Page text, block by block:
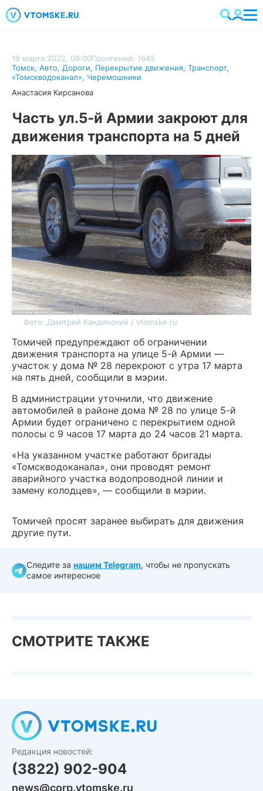
16 марта 2022, 09:00Прочтений: 1645
Томск, Авто, Дороги, Перекрытие движения, Транспорт,
«Томскводоканал», Черемошники
Анастасия Кирсанова
Часть ул.5-й Армии закроют для
движения транспорта на 5 дней
Фото: Дмитрий Кандинский / vtomske.ru
Томичей предупреждают об ограничении
движения транспорта на улице 5-й Армии —
участок у дома № 28 перекроют с утра 17 марта
на пять дней, сообщили в мэрии.
В администрации уточнили, что движение
автомобилей в районе дома № 28 по улице 5-й
Армии будет ограничено с перекрытием одной
полосы с 9 часов 17 марта до 24 часов 21 марта.
«На указанном участке работают бригады
«Томскводоканала», они проводят ремонт
аварийного участка водопроводной линии и
замену колодцев», — сообщили в мэрии.
Томичей просят заранее выбирать для движения
другие пути.
Следите за нашим Telegram, чтобы не пропускать
самое интересное
СМОТРИТЕ ТАКЖЕ
Редакция новостей:
(3822) 902-904
news@corp.vtomske.ru